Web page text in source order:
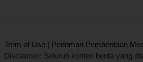
Term of Use Pedoman Pemberitaan
Disclaimer: Seluruh konten berita yang